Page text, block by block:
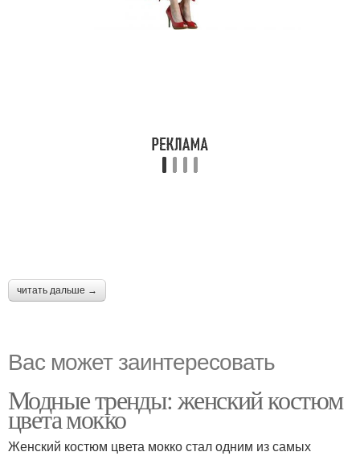
читать дальше →
Вас может заинтересовать
Модные тренды: женский костюм
цвета мокко
Женский костюм цвета мокко стал одним из самых